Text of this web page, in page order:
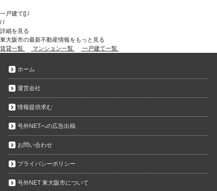
一戸建て[] /
//
詳細を見る
東大阪市の最新不動産情報をもっと見る
賃貸一覧
マンション一覧 一戸建て一覧
ホーム
運営会社
情報提供求む
号外NETへの広告出稿
お問い合わせ
プライバシーポリシー
号外NET 東大阪市について